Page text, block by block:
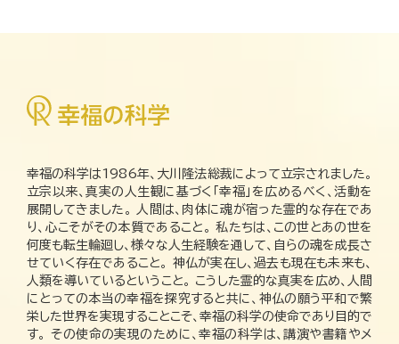
幸福の科学は1986年、大川隆法総裁によって立宗されました。
立宗以来、真実の人生観に基づく「幸福」を広めるべく、活動を
展開してきました。 人間は、肉体に魂が宿った霊的な存在であ
り、心こそがその本質であること。 私たちは、この世とあの世を
何度も転生輪廻し、様々な人生経験を通して、自らの魂を成長さ
せていく存在であること。 神仏が実在し、過去も現在も未来も、
人類を導いているということ。 こうした霊的な真実を広め、人間
にとっての本当の幸福を探究すると共に、神仏の願う平和で繁
栄した世界を実現することこそ、幸福の科学の使命であり目的で
す。 その使命の実現のために、幸福の科学は、講演や書籍やメ